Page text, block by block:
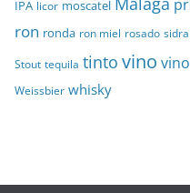
IPA licor moscatel
ron ronda ron miel rosado sidra
Stout tequila tinto vino
Weissbier whisky